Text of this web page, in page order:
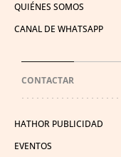
QUIÉNES SOMOS
CANAL DE WHATSAPP
CONTACTAR
HATHOR PUBLICIDAD
EVENTOS